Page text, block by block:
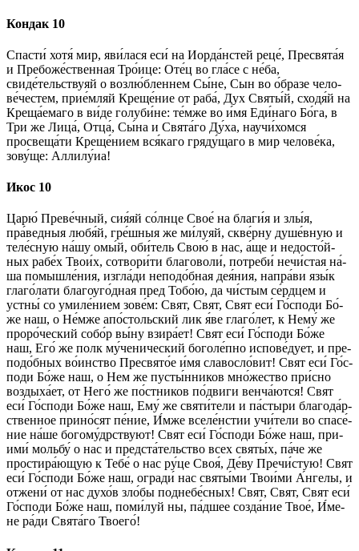
Кондак 10
Спас­ти́ хо­тя́ мир, яви́­ла­ся еси́ на Иорда́нстей реце́, Пре­свя­та́я
и Пребоже́ственная Тро́­ице: Оте́ц во гла́се с не́­ба,
свиде́тельствуяй о возлю́бленнем Сы́­не, Сын во о́б­ра­зе че­ло­
ве́­чес­тем, прие́мляй Креще́ние от раба́, Дух Свя­ты́й, сходя́й на
Креща́емаго в ви́де голуби́не: те́м­же во и́мя Еди́­на­го Бо́­га, в
Три же Ли­ца́, От­ца́, Сы́­на и Свя­та́­го Ду́­ха, научи́хомся
просвеща́ти Креще́нием вся́­ка­го гряду́щаго в мир че­ло­ве́­ка,
зо­ву́­ще: Алли­лу́иа!
Икос 10
Ца­рю́ Пре­ве́ч­ный, сия́яй со́лн­це Свое́ на благи́я и злы́я,
пра́ведныя любя́й, гре́ш­ныя же ми́луяй, скве́рну ду­ше́в­ную и
теле́сную на́­шу омы́й, оби́­тель Свою́ в нас, а́ще и не­до­сто́й­
ных рабе́х Тво­и́х, сотвори́ти благоволи́, потреби́ нечи́стая на́­
ша помышле́ния, изгла́ди неподо́бная дея́ния, напра́ви язы́к
гла­го́­ла­ти благоуго́дная пред То­бо́ю, да чи́стым се́рд­цем и
устны́ со уми­ле́­нием зо­ве́м: Свят, Свят, Свят еси́ Го́с­по­ди Бо́­
же наш, о Не́м­же апо́стольский лик я́ве глаго́лет, к Не­му́ же
проро́ческий собо́р вы́­ну взира́ет! Свят еси́ Го́с­по­ди Бо́­же
наш, Его́ же полк му́ченический боголе́пно испове́дует, и пре­
по­до́б­ных во́инство Пре­свя­то́е и́мя славосло́вит! Свят еси́ Го́с­
по­ди Бо́­же наш, о Нем же пусты́нников мно́­жест­во при́с­но
воздыха́ет, от Не­го́ же по́ст­ни­ков по́д­ви­ги венча́ются! Свят
еси́ Го́с­по­ди Бо́­же наш, Ему́ же свя­ти́­те­ли и па́стыри бла­го­да́р­
ствен­ное при­но́­сят пе́­ние, И́м­же вселе́нстии учи́тели во спа­се́­
ние на́­ше богому́дрствуют! Свят еси́ Го́с­по­ди Бо́­же наш, при­
ими́ мольбу́ о нас и предста́тельство всех свя­ты́х, па́­че же
простира́ющую к Те­бе́ о нас ру́­це Своя́, Де́ву Пречи́стую! Свят
еси́ Го́с­по­ди Бо́­же наш, огради́ нас свя­ты́­ми Тво­и́ми А́н­ге­лы, и
от­же­ни́ от нас ду­хо́в зло́бы поднебе́сных! Свят, Свят, Свят еси́
Го́с­по­ди Бо́­же наш, по­ми́­луй ны, па́дшее со­зда́­ние Твое́, И́ме­
не ра́­ди Свя­та́­го Тво­его́!